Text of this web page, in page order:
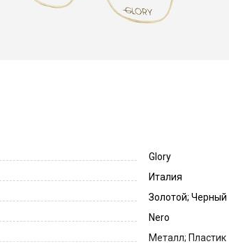
Glory
Италия
Золотой; Черный
Nero
Металл; Пластик